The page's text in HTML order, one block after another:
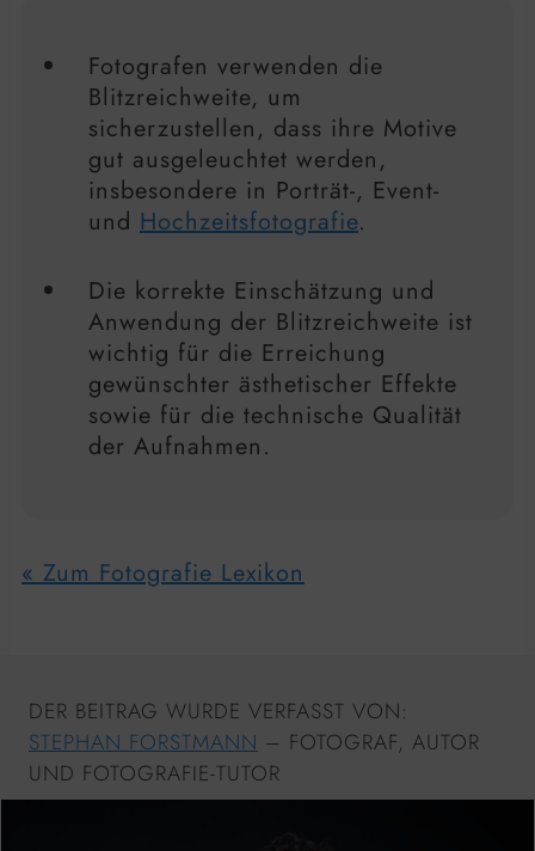
Fotografen verwenden die
Blitzreichweite, um
sicherzustellen, dass ihre Motive
gut ausgeleuchtet werden,
insbesondere in Porträt-, Event-
und Hochzeitsfotografie.
Die korrekte Einschätzung und
Anwendung der Blitzreichweite ist
wichtig für die Erreichung
gewünschter ästhetischer Effekte
sowie für die technische Qualität
der Aufnahmen.
« Zum Fotografie Lexikon
DER BEITRAG WURDE VERFASST VON:
STEPHAN FORSTMANN – FOTOGRAF, AUTOR
UND FOTOGRAFIE-TUTOR